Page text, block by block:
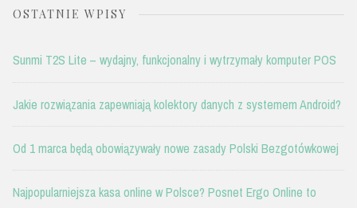
OSTATNIE WPISY
Sunmi T2S Lite – wydajny, funkcjonalny i wytrzymały komputer POS
Jakie rozwiązania zapewniają kolektory danych z systemem Android?
Od 1 marca będą obowiązywały nowe zasady Polski Bezgotówkowej
Najpopularniejsza kasa online w Polsce? Posnet Ergo Online to